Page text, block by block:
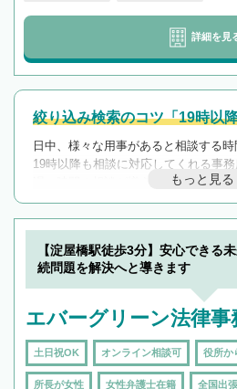
詳細を見
絞り込み検索のコツ「19時以
日中、様々な用事があると相談する時
19時以降も相談に対応してくれる事務
遅い時間の相談が増えそうな場合は
んで検索してみましょう。
19時以降TEL可
を加えて再
もっと見る
【淀屋橋駅徒歩3分】安心できる
続問題を解決へと導きます
エバーグリーン法律事
土日祝OK オンライン相談可 役所か
所長が女性 女性弁護士在籍 全国出